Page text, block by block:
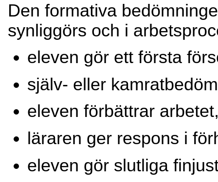
Den formativa
synliggörs och i
eleven gör ett första
själv- eller
eleven förbättrar
läraren ger respons i
eleven gör slutliga